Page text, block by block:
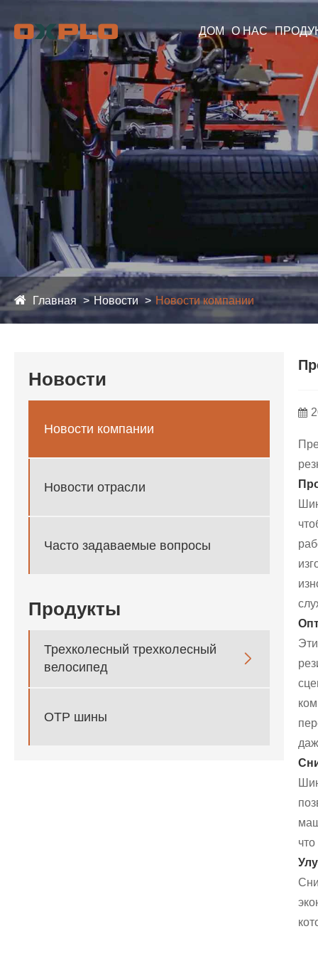
ДОМ О НАС
Главная Новости Новости компании
Новости
Новости компании
Новости отрасли
Часто задаваемые вопросы
Продукты
Трехколесный трехколесный
велосипед

ОТР шины